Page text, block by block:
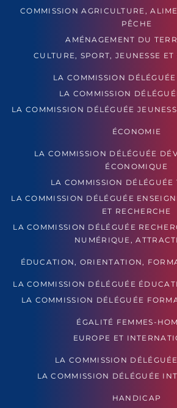
COMMISSION AGRICULTURE,
PÊCHE
AMÉNAGEMENT DU
CULTURE, SPORT, JEUNESSE
LA COMMISSION
LA COMMISSION
LA COMMISSION DÉLÉGUÉE
ÉCONOMIE
LA COMMISSION DÉLÉGUÉE
ÉCONOMIQUE
LA COMMISSION DÉLÉGUÉE
LA COMMISSION DÉLÉGUÉE
ET RECHERCHE
LA COMMISSION DÉLÉGUÉE
NUMÉRIQUE,
ÉDUCATION, ORIENTATION,
LA COMMISSION DÉLÉGUÉE
LA COMMISSION DÉLÉGUÉE
ÉGALITÉ FEMMES-
EUROPE ET
LA COMMISSION
LA COMMISSION DÉLÉGUÉE
HANDICAP